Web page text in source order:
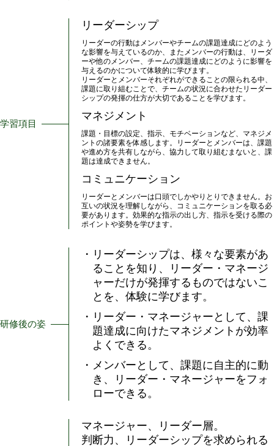
学習項目
リーダーシップ
リーダーの行動はメンバーやチームの課題達成にどのよう
な影響を与えているのか、またメンバーの行動は、リーダ
ーや他のメンバー、チームの課題達成にどのように影響を
与えるのかについて体験的に学びます。
リーダーとメンバーそれぞれができることの限られる中、
課題に取り組むことで、チームの状況に合わせたリーダー
シップの発揮の仕方が大切であることを学びます。
マネジメント
課題・目標の設定、指示、モチベーションなど、マネジメ
ントの諸要素を体感します。リーダーとメンバーは、課題
や進め方を共有しながら、協力して取り組むまないと、課
題は達成できません。
コミュニケーション
リーダーとメンバーは口頭でしかやりとりできません。お
互いの状況を理解しながら、コミュニケーションを取る必
要があります。効果的な指示の出し方、指示を受ける際の
ポイントや姿勢を学びます。
研修後の姿
・リーダーシップは、様々な要素があ
ることを知り、リーダー・マネージ
ャーだけが発揮するものではないこ
とを、体験に学びます。
・リーダー・マネージャーとして、課
題達成に向けたマネジメントが効率
よくできる。
・メンバーとして、課題に自主的に動
き、リーダー・マネージャーをフォ
ローできる。
マネージャー、リーダー層。
判断力、リーダーシップを求められる